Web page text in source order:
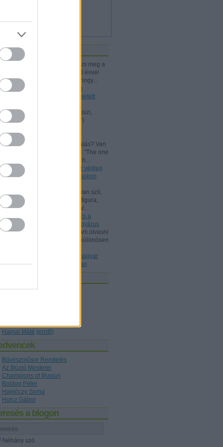
topikok
Nagymamámtól kaptam meg a
25 Kártyatrükköt, amit ő kb. 20 évvel
korábban vehetett. (Jó tudni, hogy...
2024.12.03. 18:24
A Rodolfo
bűvészdobozok - 110 éve született
Kelle Botond:
@Omcsesz: Köszi,
javítottam.
2024.06.18. 10:17)
Beszámoló a bűvész Európa-
bajnokságról - FISM 2024
aang:
@Kelle Botond: És, csalás? Van
tudományos magyarázat erre: "The one
he bent with me peering over h...
2021.07.25. 19:15
Uri Geller végleg
"megtért": bűvészkongresszusokon
Szerintem itt is arról van szó,
hogy egy ennyire kidolgozott figura,
brand esetén fontos, hogy már...
Rodolfo és a
Dunából kimentett kínai gyöngyárus
Shisho: Érdeklődéssel szoktam olvasni
a blogot, ez mint könyvtárost különösen
Az első magyar
nyelvű bűvészkönyv nyomában
Hajnal Máté (profil )
Bűvészműsor Rendelés
Az Illúzió Mesterei
Champions of Illusion
Boldog Péter
Hajnóczy Soma
Holcz Gábor
a blogon
Néhány szó